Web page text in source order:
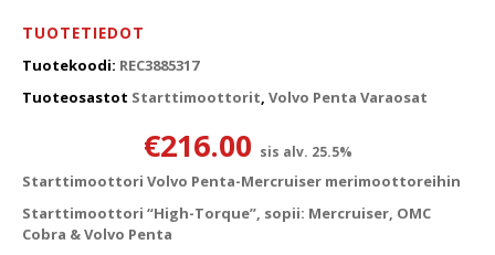
TUOTETIEDOT
Tuotekoodi: REC3885317
Tuoteosastot Starttimoottorit, Volvo Penta Varaosat
€216.00 sis alv. 25.5%
Starttimoottori Volvo Penta-Mercruiser merimoottoreihin
Starttimoottori “High-Torque”, sopii: Mercruiser, OMC
Cobra & Volvo Penta